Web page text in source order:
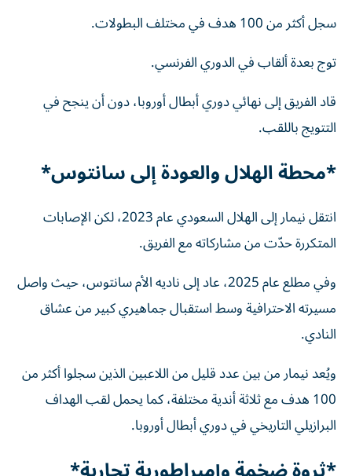
سجل أكثر من 100 هدف في مختلف البطولات.
توج بعدة ألقاب في الدوري الفرنسي.
قاد الفريق إلى نهائي دوري أبطال أوروبا، دون أن ينجح في
التتويج باللقب.
*محطة الهلال والعودة إلى سانتوس*
انتقل نيمار إلى الهلال السعودي عام 2023، لكن الإصابات
المتكررة حدّت من مشاركاته مع الفريق.
وفي مطلع عام 2025، عاد إلى ناديه الأم سانتوس، حيث واصل
مسيرته الاحترافية وسط استقبال جماهيري كبير من عشاق
النادي.
ويُعد نيمار من بين عدد قليل من اللاعبين الذين سجلوا أكثر من
100 هدف مع ثلاثة أندية مختلفة، كما يحمل لقب الهداف
البرازيلي التاريخي في دوري أبطال أوروبا.